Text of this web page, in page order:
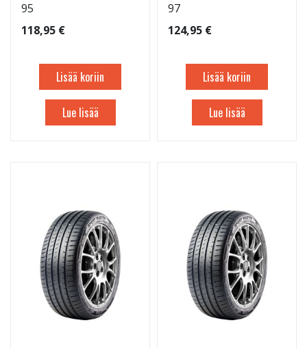
95
118,95 €
Lisää koriin
Lue lisää
97
124,95 €
Lisää koriin
Lue lisää